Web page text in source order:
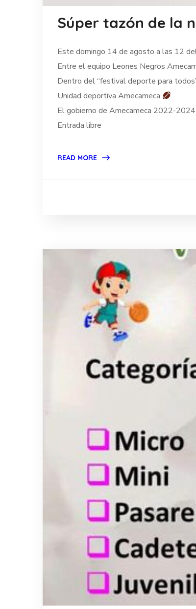
Súper tazón de la
Este domingo 14 de agosto a las 12
Entre el equipo Leones Negros
Dentro del “festival deporte para
Unidad deportiva Amecameca
El gobierno de Amecameca 2022-
Entrada libre
READ MORE